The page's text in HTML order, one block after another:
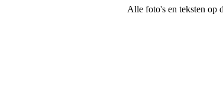
Alle foto's en teksten op